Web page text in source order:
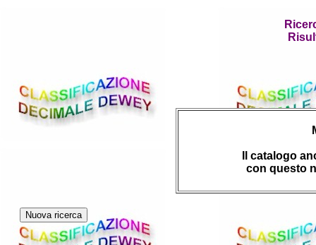
Il catalogo
con questo